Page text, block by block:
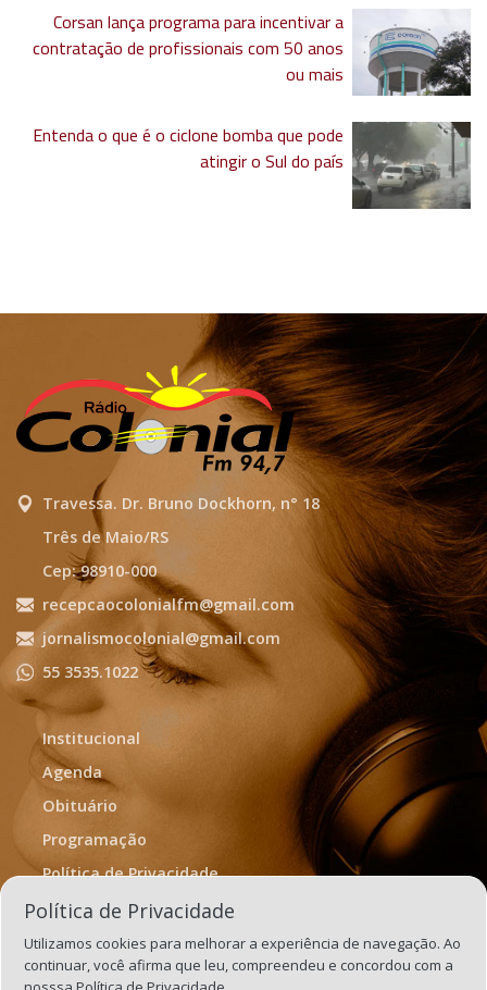
Corsan lança programa para incentivar a
contratação de profissionais com 50 anos
ou mais
Entenda o que é o ciclone bomba que pode
atingir o Sul do país
Travessa. Dr. Bruno Dockhorn, n° 18
Três de Maio/RS
Cep: 98910-000
recepcaocolonialfm@gmail.com
jornalismocolonial@gmail.com
55 3535.1022
Institucional
Agenda
Obituário
Programação
Política de Privacidade
Termos de Uso
Política de Privacidade
Utilizamos cookies para melhorar a experiência de navegação. Ao
continuar, você afirma que leu, compreendeu e concordou com a